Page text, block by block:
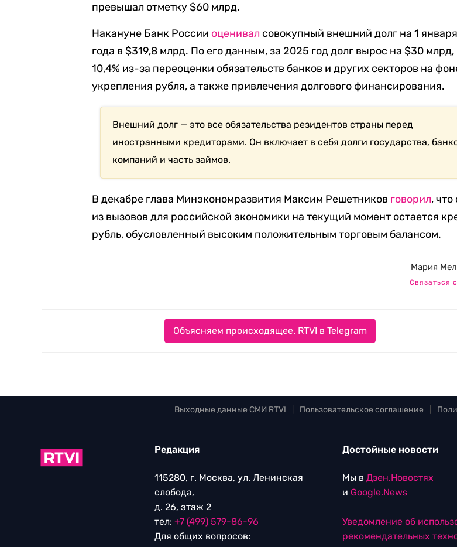
превышал отметку $60 млрд.
Накануне Банк России оценивал совокупный внешний долг на 1
года в $319,8 млрд. По его данным, за 2025 год долг вырос на $30 млрд,
10,4% из-за переоценки обязательств банков и других секторов на
укрепления рубля, а также привлечения долгового финансирования.
Внешний долг — это все обязательства резидентов страны перед
иностранными кредиторами. Он включает в себя долги государства,
компаний и часть займов.
В декабре глава Минэкономразвития Максим Решетников говорил,
из вызовов для российской экономики на текущий момент остается
рубль, обусловленный высоким положительным торговым балансом.
Мария
Связаться
Объясняем происходящее. RTVI в Telegram
Выходные данные СМИ RTVI Пользовательское соглашение
Редакция
115280, г. Москва, ул. Ленинская
слобода,
д. 26, этаж 2
тел: +7 (499) 579-86-96
Для общих вопросов:
Достойные новости
Мы в Дзен.Новостях
и Google.News
Уведомление об
рекомендательных